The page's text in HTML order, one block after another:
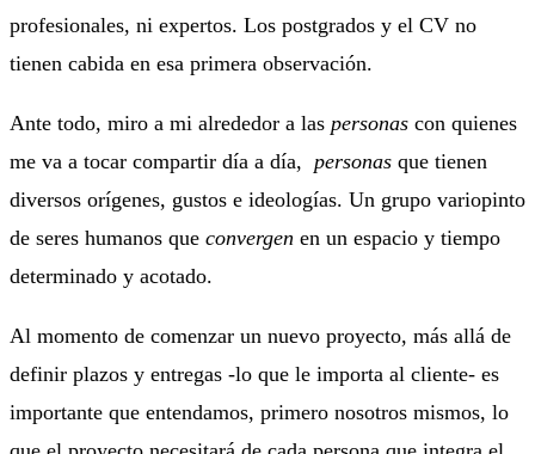
profesionales, ni expertos. Los postgrados y el CV no
tienen cabida en esa primera observación.
Ante todo, miro a mi alrededor a las personas con quienes
me va a tocar compartir día a día, personas que tienen
diversos orígenes, gustos e ideologías. Un grupo variopinto
de seres humanos que convergen en un espacio y tiempo
determinado y acotado.
Al momento de comenzar un nuevo proyecto, más allá de
definir plazos y entregas -lo que le importa al cliente- es
importante que entendamos, primero nosotros mismos, lo